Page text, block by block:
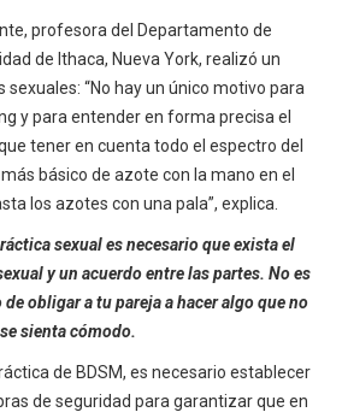
profesora del Departamento de
de Ithaca, Nueva York, realizó un
“No hay un único motivo para
y para entender en forma precisa el
tener en cuenta todo el espectro del
básico de azote con la mano en el
los azotes con una pala”, explica.
sexual es necesario que exista el
y un acuerdo entre las partes. No es
obligar a tu pareja a hacer algo que no
sienta cómodo.
de BDSM, es necesario establecer
de seguridad para garantizar que en